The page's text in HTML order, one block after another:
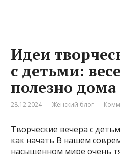
Идеи
с детьми:
полезно дома
28.12.2024 Женский блог
Творческие вечера с
как начать В нашем
насыщенном мире очень